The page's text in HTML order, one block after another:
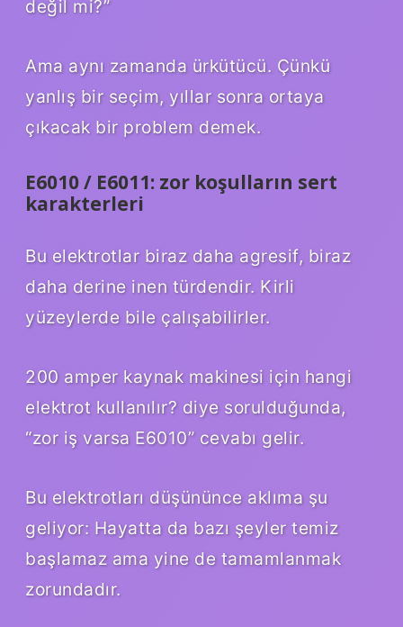
değil mi?”
Ama aynı zamanda ürkütücü. Çünkü
yanlış bir seçim, yıllar sonra ortaya
çıkacak bir problem demek.
E6010 / E6011: zor koşulların sert
karakterleri
Bu elektrotlar biraz daha agresif, biraz
daha derine inen türdendir. Kirli
yüzeylerde bile çalışabilirler.
200 amper kaynak makinesi için hangi
elektrot kullanılır? diye sorulduğunda,
“zor iş varsa E6010” cevabı gelir.
Bu elektrotları düşününce aklıma şu
geliyor: Hayatta da bazı şeyler temiz
başlamaz ama yine de tamamlanmak
zorundadır.